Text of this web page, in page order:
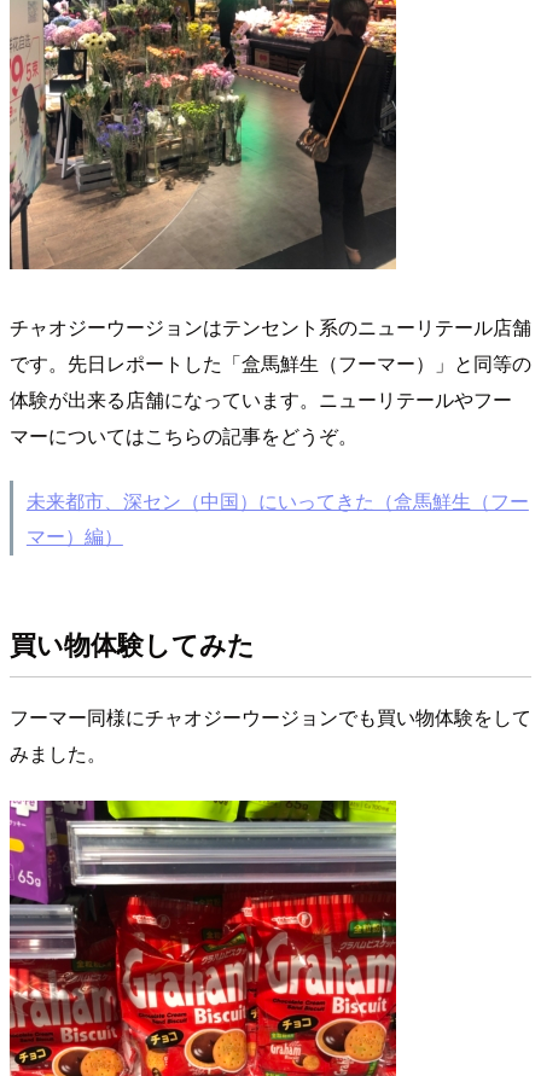
チャオジーウージョンはテンセント系のニューリテール店舗
です。先日レポートした「盒馬鮮生（フーマー）」と同等の
体験が出来る店舗になっています。ニューリテールやフー
マーについてはこちらの記事をどうぞ。
未来都市、深セン（中国）にいってきた（盒馬鮮生（フー
マー）編）
買い物体験してみた
フーマー同様にチャオジーウージョンでも買い物体験をして
みました。